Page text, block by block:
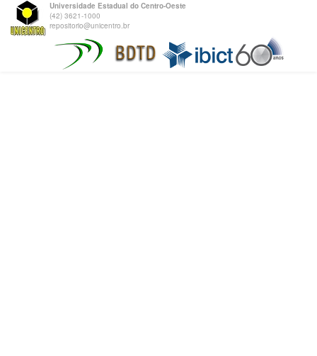
Universidade Estadual do Centro-Oeste
(42) 3621-1000
repositorio@unicentro.br